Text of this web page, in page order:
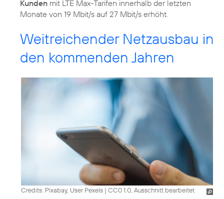
Kunden mit LTE Max-Tarifen innerhalb der letzten
Monate von 19 Mbit/s auf 27 Mbit/s erhöht.
Weitreichender Netzausbau in
den kommenden Jahren
Credits: Pixabay, User Pexels | CC0 1.0, Ausschnitt bearbeitet